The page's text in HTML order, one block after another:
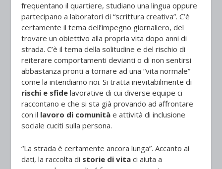
frequentano il quartiere, studiano una lingua oppure
partecipano a laboratori di “scrittura creativa”. C’è
certamente il tema dell’impegno giornaliero, del
trovare un obiettivo alla propria vita dopo anni di
strada. C’è il tema della solitudine e del rischio di
reiterare comportamenti devianti o di non sentirsi
abbastanza pronti a tornare ad una “vita normale”
come la intendiamo noi. Si tratta inevitabilmente di
rischi e sfidelavorative di cui diverse equipe ci
raccontano e che si sta già provando ad affrontare
con il lavoro di comunitàe attività di inclusione
sociale cuciti sulla persona.
“La strada è certamente ancora lunga”. Accanto ai
dati, la raccolta di storie di vita ci aiuta a